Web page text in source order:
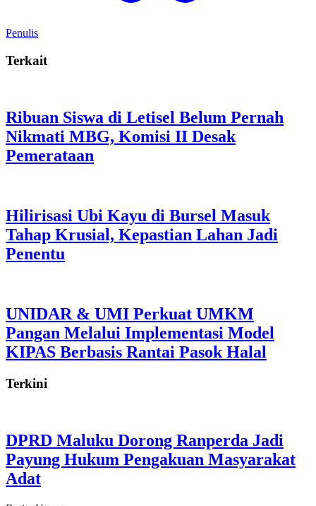
Penulis
Terkait
Ribuan Siswa di Letisel Belum Pernah
Nikmati MBG, Komisi II Desak
Pemerataan
Hilirisasi Ubi Kayu di Bursel Masuk
Tahap Krusial, Kepastian Lahan Jadi
Penentu
UNIDAR & UMI Perkuat UMKM
Pangan Melalui Implementasi Model
KIPAS Berbasis Rantai Pasok Halal
Terkini
DPRD Maluku Dorong Ranperda Jadi
Payung Hukum Pengakuan Masyarakat
Adat